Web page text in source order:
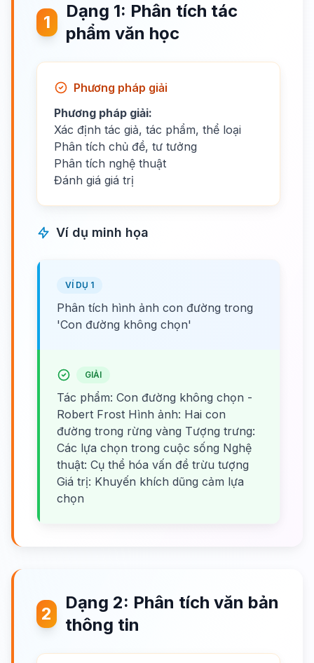
1
Dạng 1: Phân tích tác
phẩm văn học
Phương pháp giải
Phương pháp giải:
Xác định tác giả, tác phẩm, thể loại
Phân tích chủ đề, tư tưởng
Phân tích nghệ thuật
Đánh giá giá trị
Ví dụ minh họa
VÍ DỤ 1
Phân tích hình ảnh con đường trong
'Con đường không chọn'
GIẢI
Tác phẩm: Con đường không chọn -
Robert Frost Hình ảnh: Hai con
đường trong rừng vàng Tượng trưng:
Các lựa chọn trong cuộc sống Nghệ
thuật: Cụ thể hóa vấn đề trừu tượng
Giá trị: Khuyến khích dũng cảm lựa
chọn
2
Dạng 2: Phân tích văn bản
thông tin